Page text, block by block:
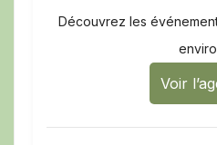
Découvrez les
Voir